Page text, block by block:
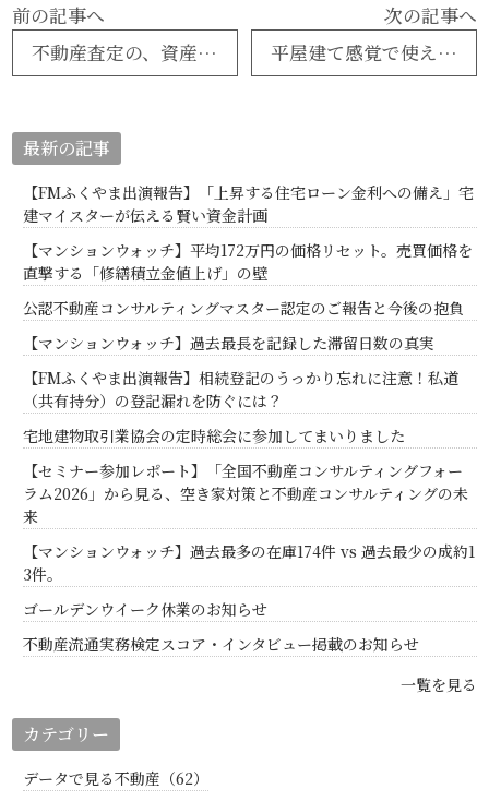
前の記事へ
不動産査定の、資産価値と使用価値
次の記事へ
平屋建て感覚で使える陽当たりの良い4LDK一戸建・駅家町弥生ケ丘
最新の記事
【FMふくやま出演報告】「上昇する住宅ローン金利への備え」宅
建マイスターが伝える賢い資金計画
【マンションウォッチ】平均172万円の価格リセット。売買価格を
直撃する「修繕積立金値上げ」の壁
公認不動産コンサルティングマスター認定のご報告と今後の抱負
【マンションウォッチ】過去最長を記録した滞留日数の真実
【FMふくやま出演報告】相続登記のうっかり忘れに注意！私道
（共有持分）の登記漏れを防ぐには？
宅地建物取引業協会の定時総会に参加してまいりました
【セミナー参加レポート】「全国不動産コンサルティングフォー
ラム2026」から見る、空き家対策と不動産コンサルティングの未
来
【マンションウォッチ】過去最多の在庫174件 vs 過去最少の成約1
3件。
ゴールデンウイーク休業のお知らせ
不動産流通実務検定スコア・インタビュー掲載のお知らせ
一覧を見る
カテゴリー
データで見る不動産（62）